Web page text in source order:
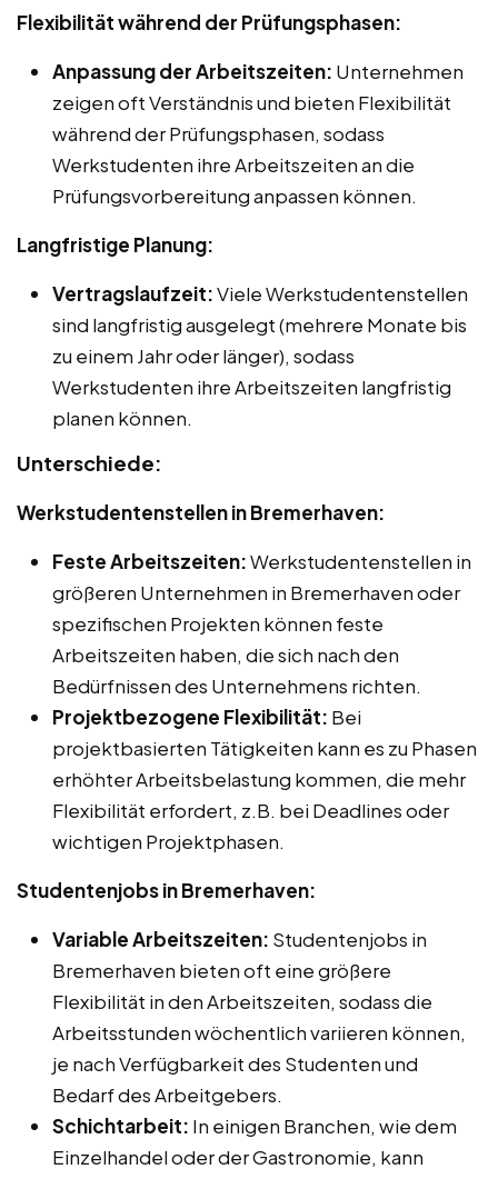
Flexibilität während der Prüfungsphasen:
Anpassung der Arbeitszeiten: Unternehmen
zeigen oft Verständnis und bieten Flexibilität
während der Prüfungsphasen, sodass
Werkstudenten ihre Arbeitszeiten an die
Prüfungsvorbereitung anpassen können.
Langfristige Planung:
Vertragslaufzeit:Viele Werkstudentenstellen
sind langfristig ausgelegt (mehrere Monate bis
zu einem Jahr oder länger), sodass
Werkstudenten ihre Arbeitszeiten langfristig
planen können.
Unterschiede:
Werkstudentenstellen in Bremerhaven:
Feste Arbeitszeiten:Werkstudentenstellen in
größeren Unternehmen in Bremerhaven oder
spezifischen Projekten können feste
Arbeitszeiten haben, die sich nach den
Bedürfnissen des Unternehmens richten.
Projektbezogene Flexibilität: Bei
projektbasierten Tätigkeiten kann es zu Phasen
erhöhter Arbeitsbelastung kommen, die mehr
Flexibilität erfordert, z.B. bei Deadlines oder
wichtigen Projektphasen.
Studentenjobs in Bremerhaven:
Variable Arbeitszeiten: Studentenjobs in
Bremerhaven bieten oft eine größere
Flexibilität in den Arbeitszeiten, sodass die
Arbeitsstunden wöchentlich variieren können,
je nach Verfügbarkeit des Studenten und
Bedarf des Arbeitgebers.
Schichtarbeit: In einigen Branchen, wie dem
Einzelhandel oder der Gastronomie, kann